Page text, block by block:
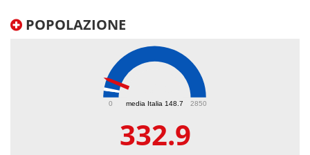
POPOLAZIONE
media Italia 148.7
0 2850
332.9